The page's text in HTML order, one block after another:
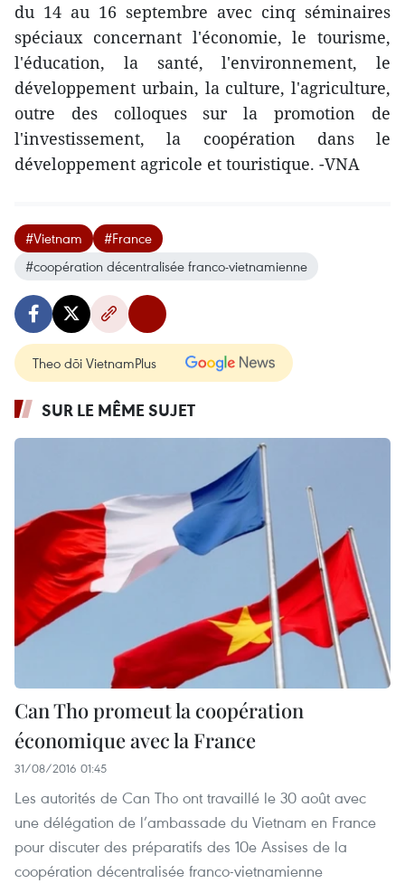
du 14 au 16 septembre avec cinq séminaires
spéciaux concernant l'économie, le tourisme,
l'éducation, la santé, l'environnement, le
développement urbain, la culture, l'agriculture,
outre des colloques sur la promotion de
l'investissement, la coopération dans le
développement agricole et touristique. -VNA
#Vietnam
#France
#coopération décentralisée franco-vietnamienne
Theo dõi VietnamPlus
SUR LE MÊME SUJET
Can Tho promeut la coopération
économique avec la France
31/08/2016 01:45
Les autorités de Can Tho ont travaillé le 30 août avec
une délégation de l’ambassade du Vietnam en France
pour discuter des préparatifs des 10e Assises de la
coopération décentralisée franco-vietnamienne